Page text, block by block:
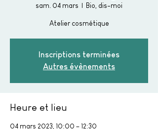
sam. 04 mars
  |
Bio, dis-moi
Atelier cosmétique
Inscriptions terminées
Autres évènements
Heure et lieu
04 mars 2023, 10:00 – 12:30